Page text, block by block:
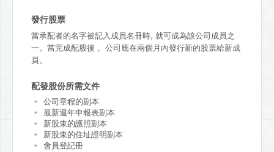
發行股票
當承配者的名字被記入成員名冊時, 就可成為該公司成員之
一。當完成配股後， 公司應在兩個月內發行新的股票給新成
員。
配發股份所需文件
公司章程的副本
最新週年申報表副本
新股東的護照副本
新股東的住址證明副本
會員登記冊